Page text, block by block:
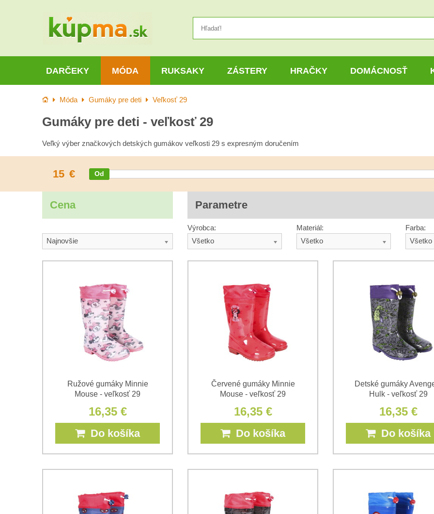
DARČEKY MÓDA RUKSAKY ZÁSTERY HRAČKY DOMÁCNOSŤ
Úvod Móda Gumáky pre deti Veľkosť 29
Gumáky pre deti - veľkosť 29
Veľký výber značkových detských gumákov veľkosti 29 s expresným doručením
15 €
Cena Parametre
Najnovšie
Výrobca:
Všetko
Materiál:
Všetko
Farba:
Všetko
Ružové gumáky Minnie
Mouse - veľkosť 29
16,35 €
Do košíka
Červené gumáky Minnie
Mouse - veľkosť 29
16,35 €
Do košíka
Detské gumáky
Hulk - veľkosť 29
16,35 €
Do košíka